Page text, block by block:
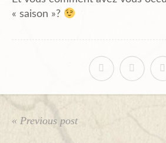
« saison »?
« Previous post